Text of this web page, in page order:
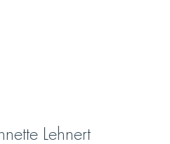
Lehnert